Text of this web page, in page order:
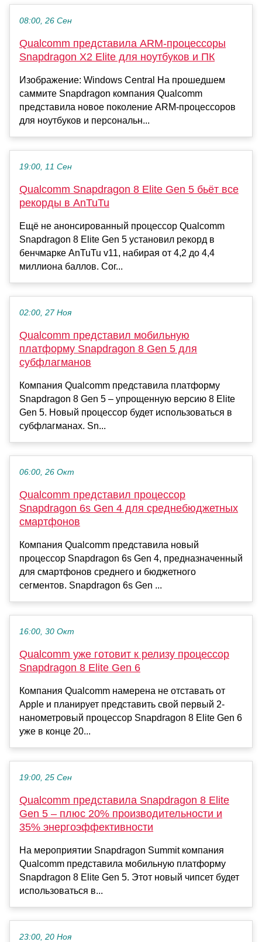
08:00, 26 Сен
Qualcomm представила ARM-процессоры
Snapdragon X2 Elite для ноутбуков и ПК
Изображение: Windows Central На прошедшем
саммите Snapdragon компания Qualcomm
представила новое поколение ARM-процессоров
для ноутбуков и персональн...
19:00, 11 Сен
Qualcomm Snapdragon 8 Elite Gen 5 бьёт все
рекорды в AnTuTu
Ещё не анонсированный процессор Qualcomm
Snapdragon 8 Elite Gen 5 установил рекорд в
бенчмарке AnTuTu v11, набирая от 4,2 до 4,4
миллиона баллов. Сог...
02:00, 27 Ноя
Qualcomm представил мобильную
платформу Snapdragon 8 Gen 5 для
субфлагманов
Компания Qualcomm представила платформу
Snapdragon 8 Gen 5 – упрощенную версию 8 Elite
Gen 5. Новый процессор будет использоваться в
субфлагманах. Sn...
06:00, 26 Окт
Qualcomm представил процессор
Snapdragon 6s Gen 4 для среднебюджетных
смартфонов
Компания Qualcomm представила новый
процессор Snapdragon 6s Gen 4, предназначенный
для смартфонов среднего и бюджетного
сегментов. Snapdragon 6s Gen ...
16:00, 30 Окт
Qualcomm уже готовит к релизу процессор
Snapdragon 8 Elite Gen 6
Компания Qualcomm намерена не отставать от
Apple и планирует представить свой первый 2-
нанометровый процессор Snapdragon 8 Elite Gen 6
уже в конце 20...
19:00, 25 Сен
Qualcomm представила Snapdragon 8 Elite
Gen 5 – плюс 20% производительности и
35% энергоэффективности
На мероприятии Snapdragon Summit компания
Qualcomm представила мобильную платформу
Snapdragon 8 Elite Gen 5. Этот новый чипсет будет
использоваться в...
23:00, 20 Ноя